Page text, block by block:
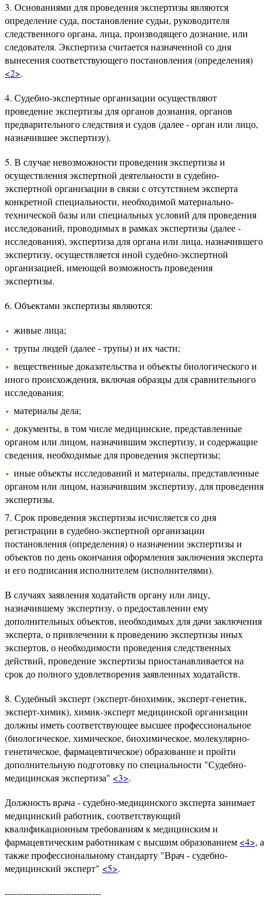
3. Основаниями для проведения экспертизы являются
определение суда, постановление судьи, руководителя
следственного органа, лица, производящего дознание, или
следователя. Экспертиза считается назначенной со дня
вынесения соответствующего постановления (определения)
<2>.
4. Судебно-экспертные организации осуществляют
проведение экспертизы для органов дознания, органов
предварительного следствия и судов (далее - орган или лицо,
назначившее экспертизу).
5. В случае невозможности проведения экспертизы и
осуществления экспертной деятельности в судебно-
экспертной организации в связи с отсутствием эксперта
конкретной специальности, необходимой материально-
технической базы или специальных условий для проведения
исследований, проводимых в рамках экспертизы (далее -
исследования), экспертиза для органа или лица, назначившего
экспертизу, осуществляется иной судебно-экспертной
организацией, имеющей возможность проведения
экспертизы.
6. Объектами экспертизы являются:
живые лица;
трупы людей (далее - трупы) и их части;
вещественные доказательства и объекты биологического и
иного происхождения, включая образцы для сравнительного
исследования;
материалы дела;
документы, в том числе медицинские, представленные
органом или лицом, назначившим экспертизу, и содержащие
сведения, необходимые для проведения экспертизы;
иные объекты исследований и материалы, представленные
органом или лицом, назначившим экспертизу, для проведения
экспертизы.
7. Срок проведения экспертизы исчисляется со дня
регистрации в судебно-экспертной организации
постановления (определения) о назначении экспертизы и
объектов по день окончания оформления заключения эксперта
и его подписания исполнителем (исполнителями).
В случаях заявления ходатайств органу или лицу,
назначившему экспертизу, о предоставлении ему
дополнительных объектов, необходимых для дачи заключения
эксперта, о привлечении к проведению экспертизы иных
экспертов, о необходимости проведения следственных
действий, проведение экспертизы приостанавливается на
срок до полного удовлетворения заявленных ходатайств.
8. Судебный эксперт (эксперт-биохимик, эксперт-генетик,
эксперт-химик), химик-эксперт медицинской организации
должны иметь соответствующее высшее профессиональное
(биологическое, химическое, биохимическое, молекулярно-
генетическое, фармацевтическое) образование и пройти
дополнительную подготовку по специальности "Судебно-
медицинская экспертиза" <3>.
Должность врача - судебно-медицинского эксперта занимает
медицинский работник, соответствующий
квалификационным требованиям к медицинским и
фармацевтическим работникам с высшим образованием <4>, а
также профессиональному стандарту "Врач - судебно-
медицинский эксперт" <5>.
--------------------------------